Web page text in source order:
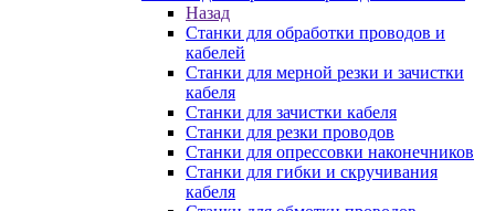
Назад
Станки для обработки проводов и
кабелей
Станки для мерной резки и зачистки
кабеля
Станки для зачистки кабеля
Станки для резки проводов
Станки для опрессовки наконечников
Станки для гибки и скручивания
кабеля